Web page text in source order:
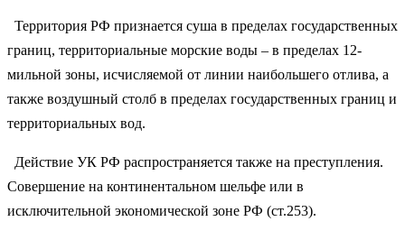
Территория РФ признается суша в пределах государственных
границ, территориальные морские воды – в пределах 12-
мильной зоны, исчисляемой от линии наибольшего отлива, а
также воздушный столб в пределах государственных границ и
территориальных вод.
Действие УК РФ распространяется также на преступления.
Совершение на континентальном шельфе или в
исключительной экономической зоне РФ (ст.253).